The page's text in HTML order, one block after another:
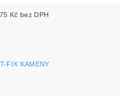
od 75 Kč bez DPH
FIX KAMENY